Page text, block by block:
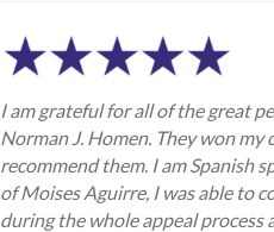
I am grateful for all of the great
Norman J. Homen. They won my
recommend them. I am Spanish
of Moises Aguirre, I was able to
during the whole appeal process